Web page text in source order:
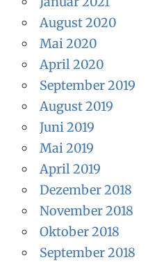
August 2020
Mai 2020
April 2020
September 2019
August 2019
Juni 2019
Mai 2019
April 2019
Dezember 2018
November 2018
Oktober 2018
September 2018